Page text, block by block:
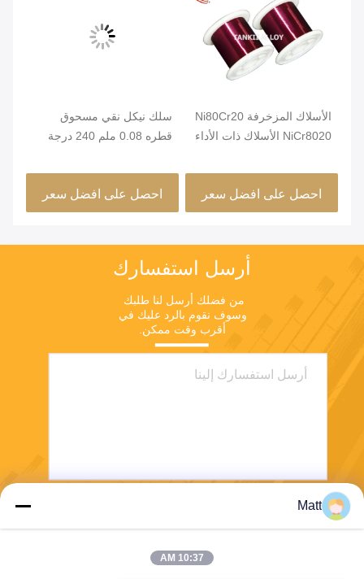
الأسلاك المزخرفة Ni80Cr20
NiCr8020 الأسلاك ذات الأداء
احصل على افضل سعر
سلك نيكل نقي مسحوق
قطره 0.08 ملم 240 درجة
الاستشعار الصغيرة للسيارات
احصل على افضل سعر
أرسل استفسارك
أقرب وقت ممكن.
Matt
10:37 AM